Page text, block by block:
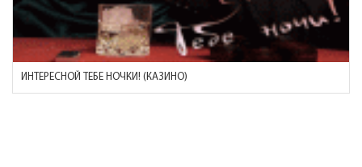
ИНТЕРЕСНОЙ ТЕБЕ НОЧКИ! (КАЗИНО)